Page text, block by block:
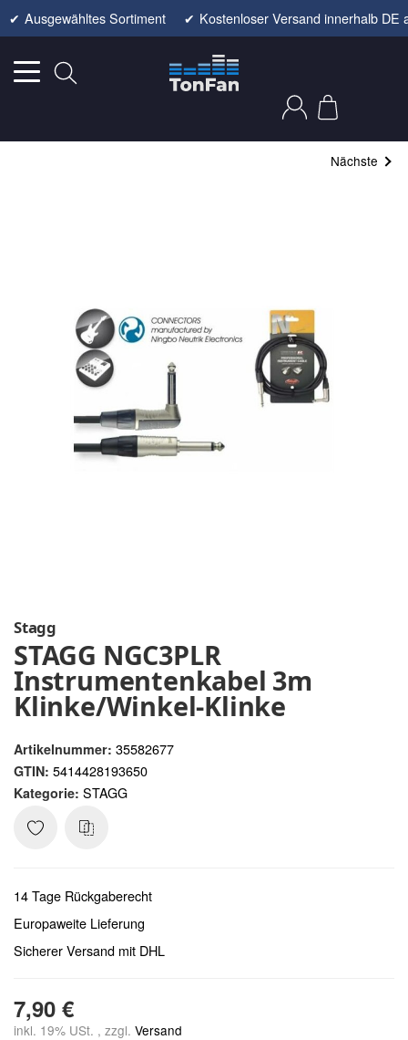
✔ Ausgewähltes Sortiment ✔ Kostenloser Versand innerhalb DE
Nächste
Stagg
STAGG NGC3PLR
Instrumentenkabel 3m
Klinke/Winkel-Klinke
Artikelnummer: 35582677
GTIN: 5414428193650
Kategorie: STAGG
14 Tage Rückgaberecht
Europaweite Lieferung
Sicherer Versand mit DHL
7,90 €
inkl. 19% USt. , zzgl. Versand